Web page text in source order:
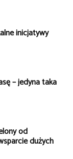
inicjatywy
– jedyna taka
od
dużych